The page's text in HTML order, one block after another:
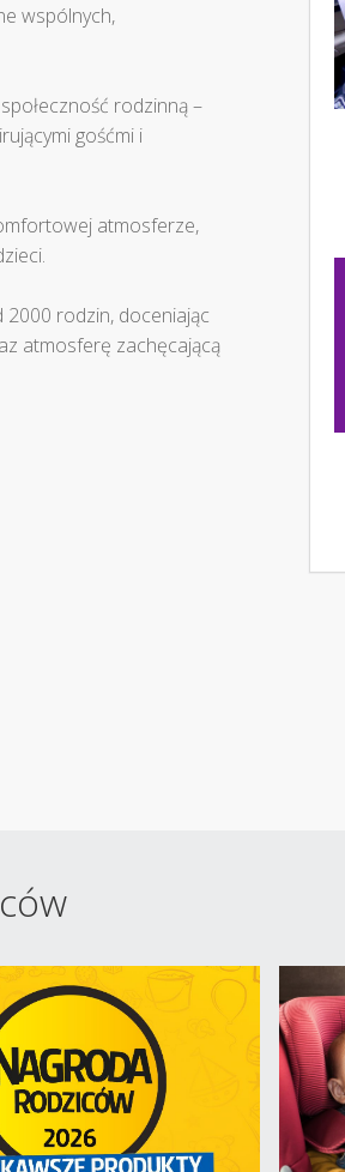
wspólnych,
rodzinną –
gośćmi i
atmosferze,
rodzin, doceniając
atmosferę zachęcającą